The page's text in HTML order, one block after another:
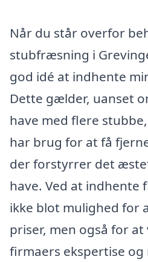
Når du står overfor
stubfræsning i
god idé at indhente
Dette gælder, uanset
have med flere
har brug for at få
der forstyrrer det
have. Ved at indhente
ikke blot mulighed for
priser, men også for
firmaers ekspertise og